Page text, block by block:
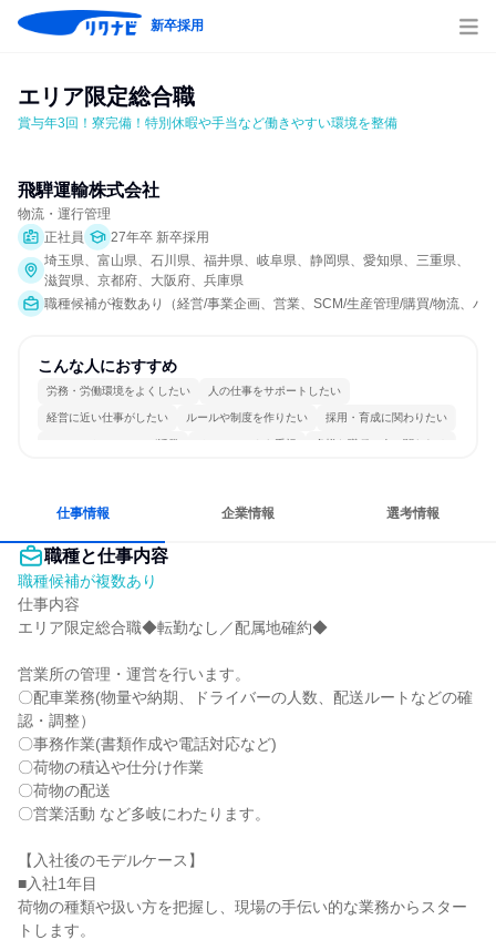
新卒採用
エリア限定総合職
賞与年3回！寮完備！特別休暇や手当など働きやすい環境を整備
飛騨運輸株式会社
物流・運行管理
正社員
27年卒 新卒採用
埼玉県、富山県、石川県、福井県、岐阜県、静岡県、愛知県、三重県、
滋賀県、京都府、大阪府、兵庫県
職種候補が複数あり（経営/事業企画、営業、SCM/生産管理/購買/物流、バ
こんな人におすすめ
労務・労働環境をよくしたい 人の仕事をサポートしたい
経営に近い仕事がしたい ルールや制度を作りたい 採用・育成に関わりたい
コミュニケーションが活発 チームワークを重視 多様な職種の人と関われる
仕事情報 企業情報 選考情報
職種と仕事内容
職種候補が複数あり
仕事内容
エリア限定総合職◆転勤なし／配属地確約◆
営業所の管理・運営を行います。
〇配車業務(物量や納期、ドライバーの人数、配送ルートなどの確
認・調整）
〇事務作業(書類作成や電話対応など)
〇荷物の積込や仕分け作業
〇荷物の配送
〇営業活動 など多岐にわたります。
【入社後のモデルケース】
■入社1年目
荷物の種類や扱い方を把握し、現場の手伝い的な業務からスター
トします。